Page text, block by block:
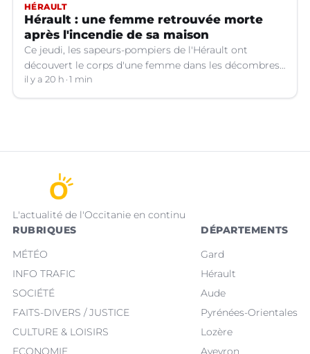
HÉRAULT
Hérault : une femme retrouvée morte
après l'incendie de sa maison
Ce jeudi, les sapeurs-pompiers de l'Hérault ont
découvert le corps d'une femme dans les décombres
de sa maison qui avait pris feu à Cazouls-lès-Béziers
(Hérault).
il y a 20 h 1 min
L'actualité de l'Occitanie en continu
RUBRIQUES
MÉTÉO
INFO TRAFIC
SOCIÉTÉ
FAITS-DIVERS / JUSTICE
CULTURE & LOISIRS
ECONOMIE
DÉPARTEMENTS
Gard
Hérault
Aude
Pyrénées-Orientales
Lozère
Aveyron